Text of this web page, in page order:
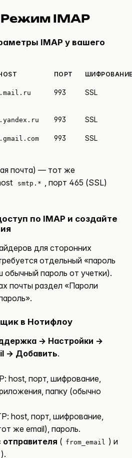
Режим IMAP
IMAP у вашего
ПОРТ
993 SSL
993 SSL
993 SSL
почта) — тот же
smtp.* , порт 465 (SSL)
по IMAP и создайте
для сторонних
отдельный «пароль
пароль от учетки).
почты раздел «Пароли
в Нотифлоу
→ Настройки →
→ Добавить.
host, порт, шифрование,
папку (обычно
host, порт, шифрование,
же email), пароль.
отправителя ( from_email ) и
).